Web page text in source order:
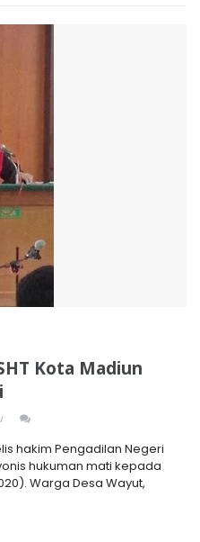
Kota Madiun
hakim Pengadilan Negeri
hukuman mati kepada
Warga Desa Wayut,